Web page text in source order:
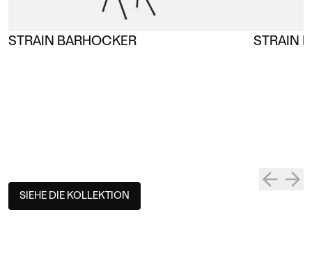
STRAIN BARHOCKER STRAIN
SIEHE DIE KOLLEKTION